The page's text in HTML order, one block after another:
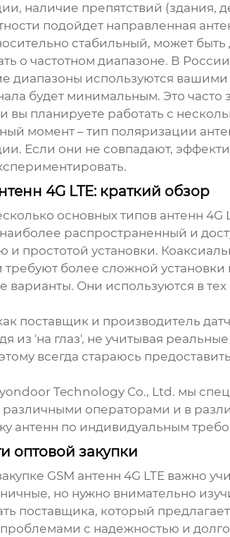
наличие препятствий (здания,
подойдет направленная
стабильный, может
о частотном диапазоне. В
диапазоны используются
будет минимальным. Это
вы планируете работать с
момент – тип поляризации
Если они не совпадают,
4G LTE: краткий обзор
основных типов антенн 4G
наиболее распространенный и
и простотой установки.
требуют более сложной
варианты. Они используются в
поставщик и производитель
из 'на глаз', не учитывая
всегда стараюсь
Technology Co., Ltd. мы
различными операторами и в
антенн по индивидуальным
оптовой закупки
GSM антенн 4G LTEважно
но нужно внимательно
поставщика, который
проблемами с надежностью и